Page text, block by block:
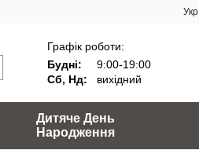
Укр
Графік роботи:
Будні:
9:00-19:00
Сб, Нд:
вихідний
Дитяче День
Народження